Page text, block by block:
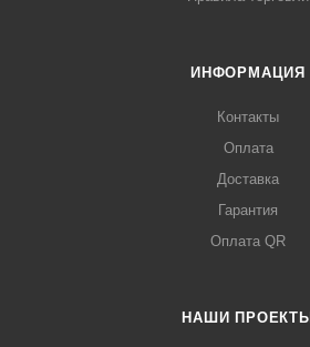
ИНФОРМАЦИЯ
Контакты
Оплата
Доставка
Гарантия
Оплата QR
НАШИ ПРОЕКТЫ